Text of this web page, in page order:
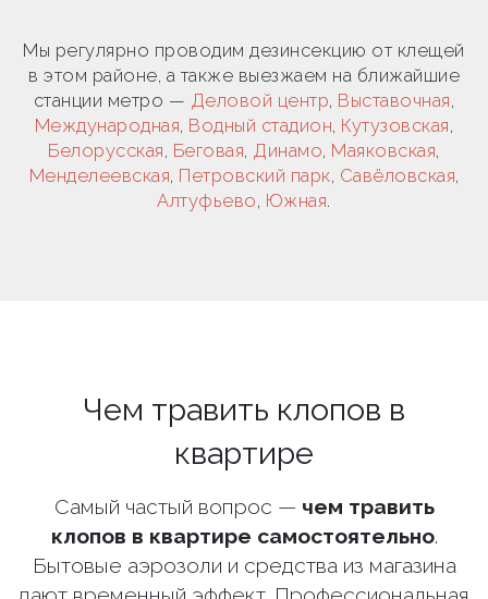
Мы регулярно проводим дезинсекцию от клещей
в этом районе, а также выезжаем на ближайшие
станции метро — Деловой центр, Выставочная,
Международная, Водный стадион, Кутузовская,
Белорусская, Беговая, Динамо, Маяковская,
Менделеевская, Петровский парк, Савёловская,
Алтуфьево, Южная.
Чем травить клопов в
квартире
Самый частый вопрос — чем травить
клопов в квартире самостоятельно.
Бытовые аэрозоли и средства из магазина